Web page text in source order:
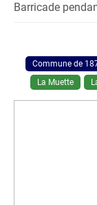
Barricade
Commune de
La Muette